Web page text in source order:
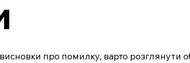
про помилку, варто